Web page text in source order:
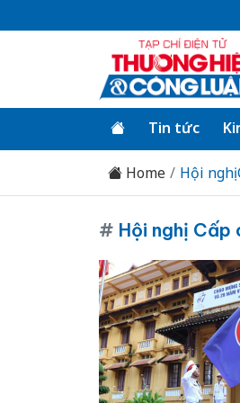
Tin tức
Home Hội nghị
# Hội nghị Cấp